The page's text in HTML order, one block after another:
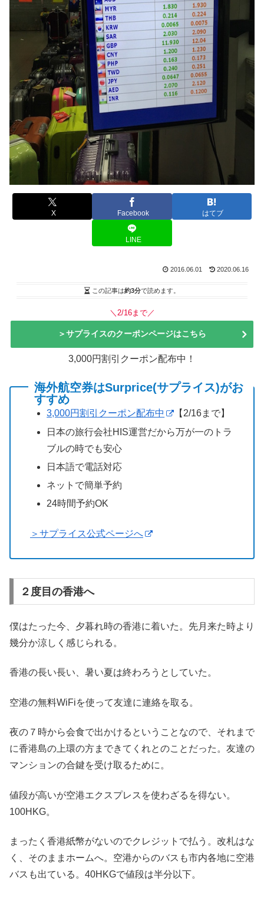
X Facebook はてブ
LINE
2016.06.01 2020.06.16
この記事は約3分で読めます。
＼2/16まで／
＞サプライスのクーポンページはこちら
3,000円割引クーポン配布中！
海外航空券はSurprice(サプライス)がお
すすめ
3,000円割引クーポン配布中
【2/16まで】
日本の旅行会社HIS運営だから万が一のトラ
ブルの時でも安心
日本語で電話対応
ネットで簡単予約
24時間予約OK
＞サプライス公式ページへ
２度目の香港へ
僕はたった今、夕暮れ時の香港に着いた。先月来た時より
幾分か涼しく感じられる。
香港の長い長い、暑い夏は終わろうとしていた。
空港の無料WiFiを使って友達に連絡を取る。
夜の７時から会食で出かけるということなので、それまで
に香港島の上環の方まできてくれとのことだった。友達の
マンションの合鍵を受け取るために。
値段が高いが空港エクスプレスを使わざるを得ない。
100HKG。
まったく香港紙幣がないのでクレジットで払う。改札はな
く、そのままホームへ。空港からのバスも市内各地に空港
バスも出ている。40HKGで値段は半分以下。